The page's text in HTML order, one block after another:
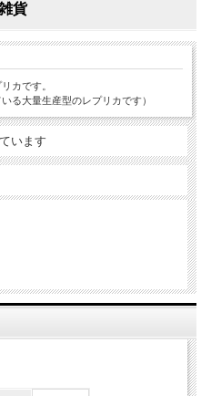
貨
カです。
る大量生産型のレプリカです）
います